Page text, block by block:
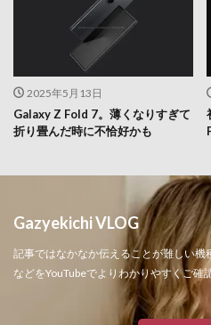
2025年5月13日
Galaxy Z Fold 7。薄くなりすぎて
折り畳んだ時に不恰好かも
Gazyekichi VLOG
記事ではなかなか伝えることが難しい
などをYouTubeでよりわかりやすくご確